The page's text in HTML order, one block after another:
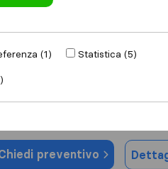
Mobili Vincenzo
preventivo
(1)
Statistica (5)